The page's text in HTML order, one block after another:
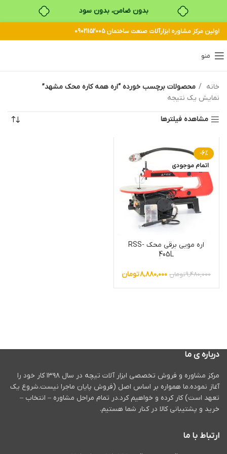
بدون ضامن، بدون سود
خرید قسطی با ترب‌پی
اولین مرکز مشاوره ابزارآلات صنعت ساختمان 09021152005
منو
خانه
محصولات برچسب خورده “اره همه کاره محک مشهد”
نمایش یک نتیجه
مشاهده فیلترها
-6%
اتمام موجودی
اره مویی برقی محک RSS-
405L
۹,۴۸۰,۰۰۰تومان ۸,۸۸۰,۰۰۰تومان
درباره ی ما
مرکز مشاوره و فروش تخصصی ابزار آلات تیچه در سال ۱۳۹۸ کار خود را
آغاز نموده.ما همواره بر اساس اصل (فروش پایان ماجرا نیست.شروع یک
تعهد است) کار کرده و خواهیم کرد.در تمام مراحل مشاوره – انتخاب –
خرید و پشتیبانی کالا در کنار شما هستیم.
ارتباط با ما